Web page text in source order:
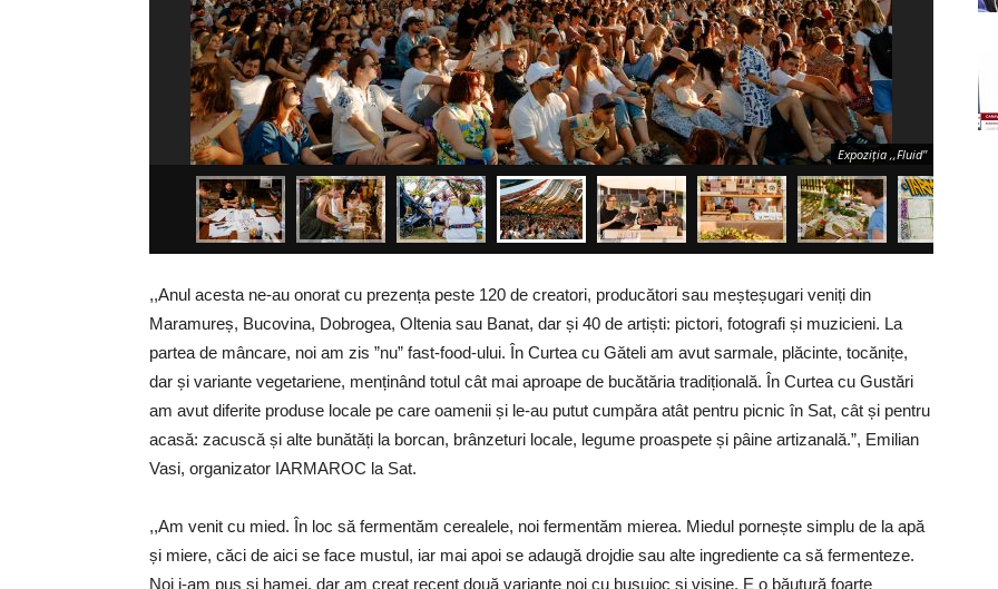
Expoziția ,,Fluid''
,,Anul acesta ne-au onorat cu prezența peste 120 de creatori, producători sau meșteșugari veniți din
Maramureș, Bucovina, Dobrogea, Oltenia sau Banat, dar și 40 de artiști: pictori, fotografi și muzicieni. La
partea de mâncare, noi am zis ”nu” fast-food-ului. În Curtea cu Găteli am avut sarmale, plăcinte, tocănițe,
dar și variante vegetariene, menținând totul cât mai aproape de bucătăria tradițională. În Curtea cu Gustări
am avut diferite produse locale pe care oamenii și le-au putut cumpăra atât pentru picnic în Sat, cât și pentru
acasă: zacuscă și alte bunătăți la borcan, brânzeturi locale, legume proaspete și pâine artizanală.”, Emilian
Vasi, organizator IARMAROC la Sat.
,,Am venit cu mied. În loc să fermentăm cerealele, noi fermentăm mierea. Miedul pornește simplu de la apă
și miere, căci de aici se face mustul, iar mai apoi se adaugă drojdie sau alte ingrediente ca să fermenteze.
Noi i-am pus și hamei, dar am creat recent două variante noi cu busuioc și vișine. E o băutură foarte